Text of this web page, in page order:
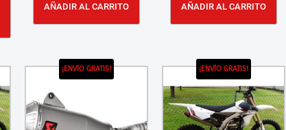
AÑADIR AL CARRITO AÑADIR AL CARRITO
¡ENVÍO GRATIS! ¡ENVÍO GRATIS!